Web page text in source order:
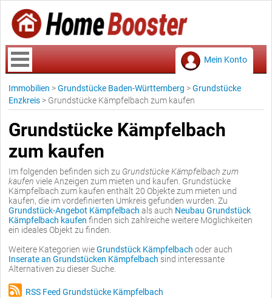
Mein Konto
Immobilien >Grundstücke Baden-Württemberg >Grundstücke
Enzkreis > Grundstücke Kämpfelbach zum kaufen
Grundstücke Kämpfelbach
zum kaufen
Im folgenden befinden sich zu Grundstücke Kämpfelbach zum
kaufen viele Anzeigen zum mieten und kaufen. Grundstücke
Kämpfelbach zum kaufen enthält 20 Objekte zum mieten und
kaufen, die im vordefinierten Umkreis gefunden wurden. Zu
Grundstück-Angebot Kämpfelbach als auch Neubau Grundstück
Kämpfelbach kaufen finden sich zahlreiche weitere Möglichkeiten
ein ideales Objekt zu finden.
Weitere Kategorien wieGrundstück Kämpfelbach oder auch
Inserate an Grundstücken Kämpfelbach sind interessante
Alternativen zu dieser Suche.
RSS Feed Grundstücke Kämpfelbach